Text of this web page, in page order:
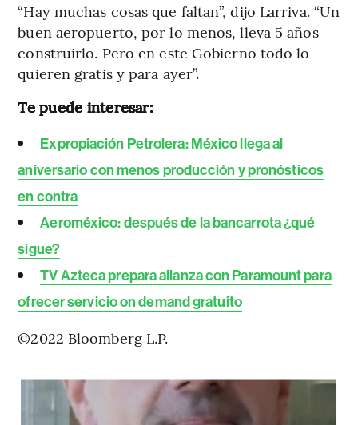
“Hay muchas cosas que faltan”, dijo Larriva. “Un
buen aeropuerto, por lo menos, lleva 5 años
construirlo. Pero en este Gobierno todo lo
quieren gratis y para ayer”.
Te puede interesar:
Expropiación Petrolera: México llega al
aniversario con menos producción y pronósticos
en contra
Aeroméxico: después de la bancarrota ¿qué
sigue?
TV Azteca prepara alianza con Paramount para
ofrecer servicio on demand gratuito
©2022 Bloomberg L.P.